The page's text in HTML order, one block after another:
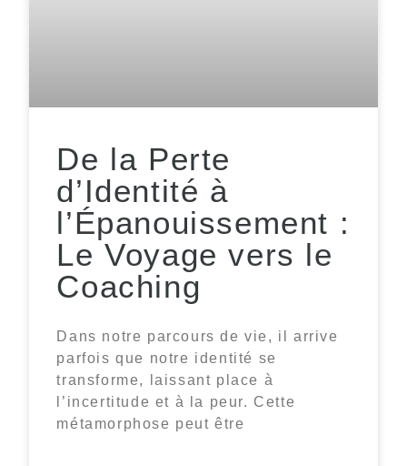
De la Perte
d’Identité à
l’Épanouissement :
Le Voyage vers le
Coaching
Dans notre parcours de vie, il arrive
parfois que notre identité se
transforme, laissant place à
l’incertitude et à la peur. Cette
métamorphose peut être